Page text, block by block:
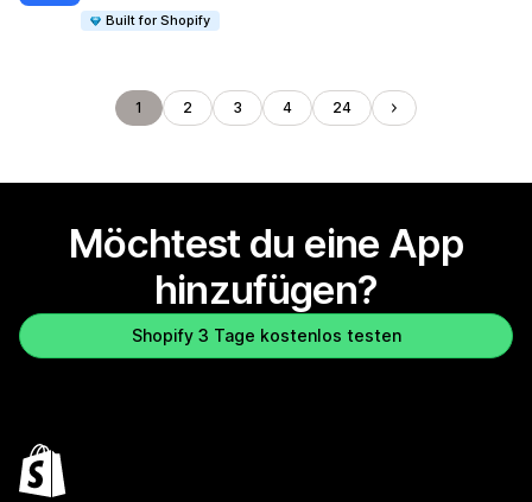
Built for Shopify
1 2 3 4 24
Möchtest du eine App
hinzufügen?
Shopify 3 Tage kostenlos testen